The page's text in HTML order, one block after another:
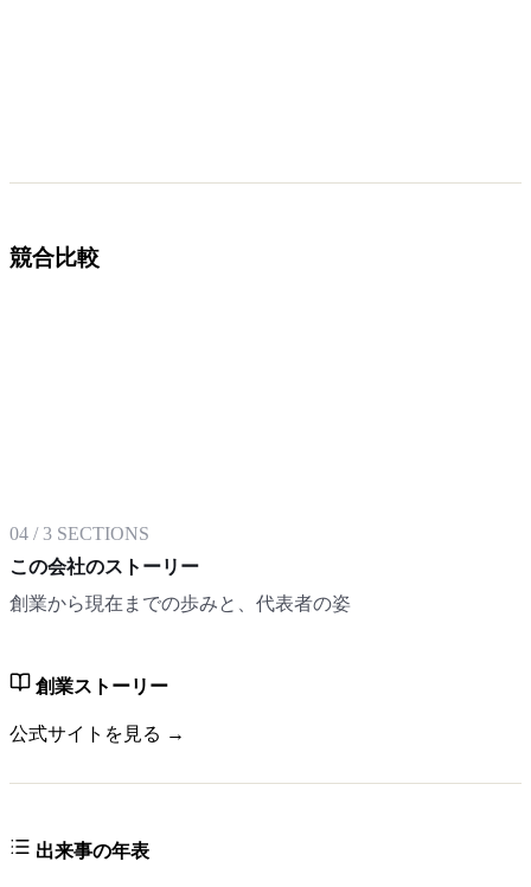
競合比較
04 /3 SECTIONS
この会社のストーリー
創業から現在までの歩みと、代表者の姿
創業ストーリー
公式サイトを見る →
出来事の年表